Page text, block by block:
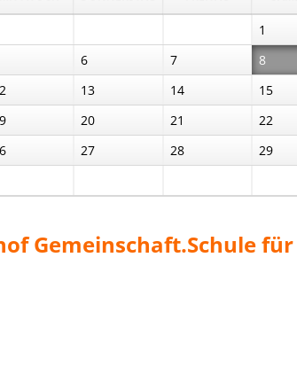
1
6 7 8
13 14 15
20 21 22
27 28 29
Gemeinschaft.Schule